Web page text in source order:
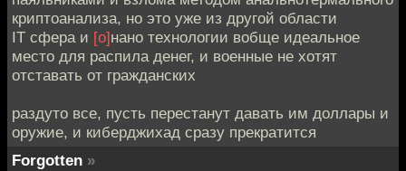
криптоанализа, но это уже из другой области
IT сфера и [о]нано технологии вобще идеальное
место для распила денег, и военные не хотят
отставать от гражданских
раздуто все, пусть перестанут давать им доллары и
оружие, и киберджихад сразу прекратится
Forgotten »